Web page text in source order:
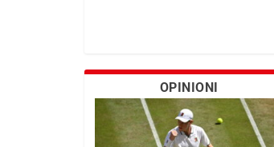
OPINIONI